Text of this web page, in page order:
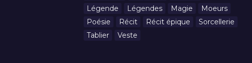
Légende
Légendes Magie
Moeurs
Poésie
Récit Récit épique
Sorcellerie
Tablier
Veste